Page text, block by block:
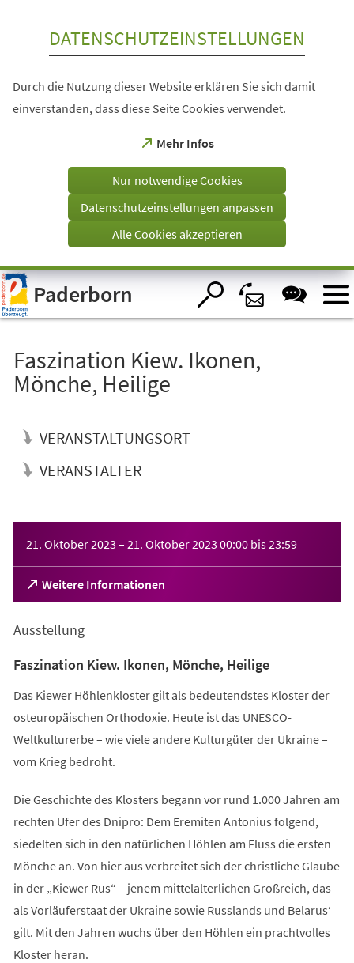
Visuelle
Assistenzsoftware
öffnen.
DATENSCHUTZEINSTELLUNGEN
Durch die Nutzung dieser Website erklären Sie sich damit
einverstanden, dass diese Seite Cookies verwendet.
Mehr Infos
(Öffnet
einem
Tab)
Nur notwendige Cookies
Datenschutzeinstellungen anpassen
Alle Cookies akzeptieren
Paderborn
Faszination Kiew. Ikonen,
Mönche, Heilige
VERANSTALTUNGSORT
VERANSTALTER
21. Oktober 2023 – 21. Oktober 2023 00:00 bis23:59
Weitere Informationen
(Öffnet
in
neuen
Ausstellung
Faszination Kiew. Ikonen, Mönche, Heilige
Das Kiewer Höhlenkloster gilt als bedeutendstes Kloster der
osteuropäischen Orthodoxie. Heute ist das UNESCO-
Weltkulturerbe – wie viele andere Kulturgüter der Ukraine –
vom Krieg bedroht.
Die Geschichte des Klosters begann vor rund 1.000 Jahren am
rechten Ufer des Dnipro: Dem Eremiten Antonius folgend,
siedelten sich in den natürlichen Höhlen am Fluss die ersten
Mönche an. Von hier aus verbreitet sich der christliche Glaube
in der „Kiewer Rus“ – jenem mittelalterlichen Großreich, das
als Vorläuferstaat der Ukraine sowie Russlands und Belarus‘
gilt. Mit den Jahren wuchs über den Höhlen ein prachtvolles
Kloster heran.